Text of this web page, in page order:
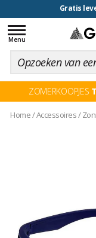
Gratis
Toggle
navigation
Menu
ZOMERKOOPJES
Home/Accessoires/